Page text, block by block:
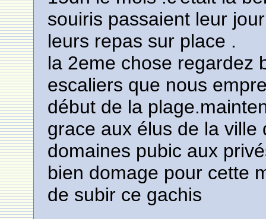
souiris passaient leur
leurs repas sur place .
la 2eme chose regardez
escaliers que nous
début de la
grace aux élus de la
domaines pubic aux
bien domage pour cette
de subir ce gachis